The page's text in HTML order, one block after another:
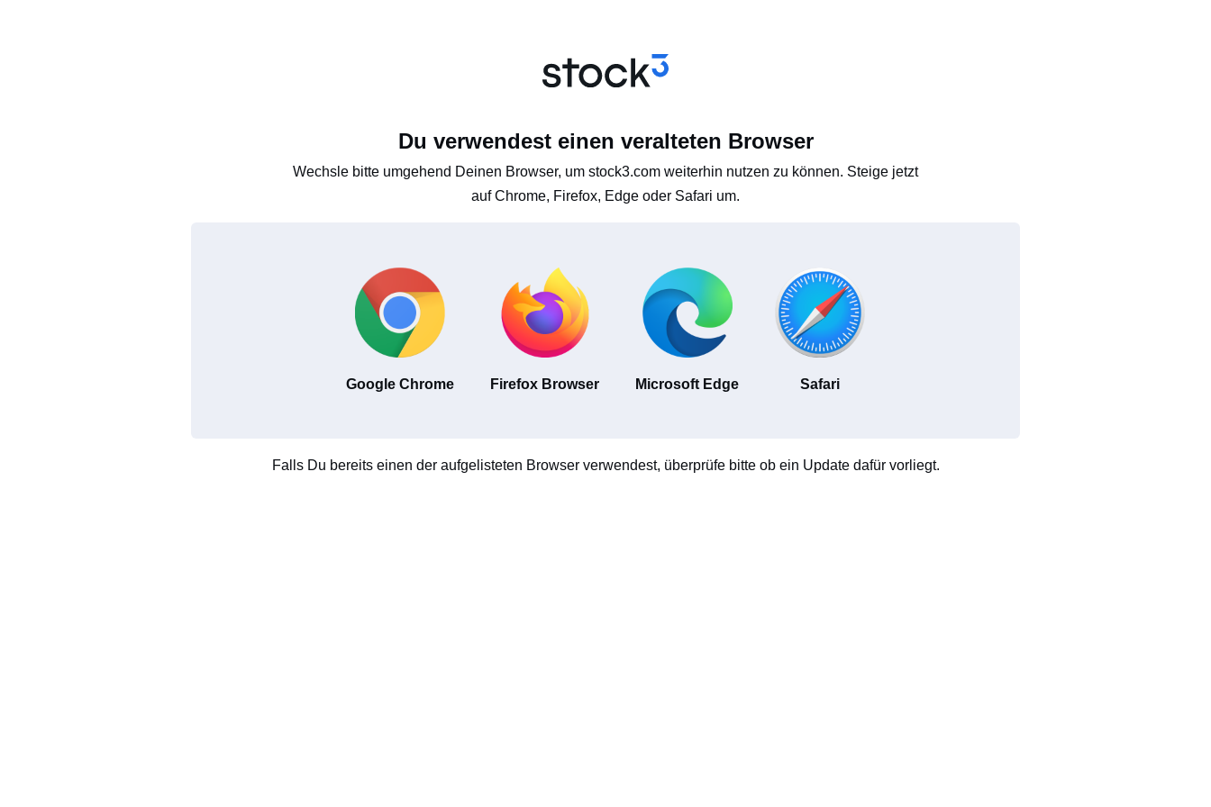
Du verwendest einen veralteten Browser
Wechsle bitte umgehend Deinen Browser, um stock3.com weiterhin nutzen zu können. Steige jetzt
auf Chrome, Firefox, Edge oder Safari um.
Google Chrome Firefox Browser Microsoft Edge Safari
Falls Du bereits einen der aufgelisteten Browser verwendest, überprüfe bitte ob ein Update dafür vorliegt.